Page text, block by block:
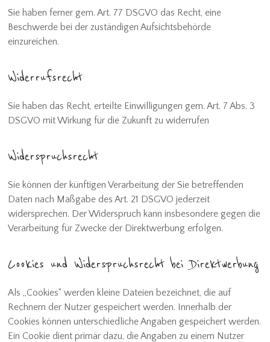
Sie haben ferner gem. Art. 77 DSGVO das Recht, eine
Beschwerde bei der zuständigen Aufsichtsbehörde
einzureichen.
Widerrufsrecht
Sie haben das Recht, erteilte Einwilligungen gem. Art. 7 Abs. 3
DSGVO mit Wirkung für die Zukunft zu widerrufen
Widerspruchsrecht
Sie können der künftigen Verarbeitung der Sie betreffenden
Daten nach Maßgabe des Art. 21 DSGVO jederzeit
widersprechen. Der Widerspruch kann insbesondere gegen die
Verarbeitung für Zwecke der Direktwerbung erfolgen.
Cookies und Widerspruchsrecht bei Direktwerbung
Als „Cookies“ werden kleine Dateien bezeichnet, die auf
Rechnern der Nutzer gespeichert werden. Innerhalb der
Cookies können unterschiedliche Angaben gespeichert werden.
Ein Cookie dient primär dazu, die Angaben zu einem Nutzer